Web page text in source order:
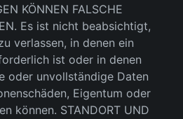
KÖNNEN FALSCHE
Es ist nicht beabsichtigt,
verlassen, in denen ein
ist oder in denen
oder unvollständige Daten
Eigentum oder
können. STANDORT UND